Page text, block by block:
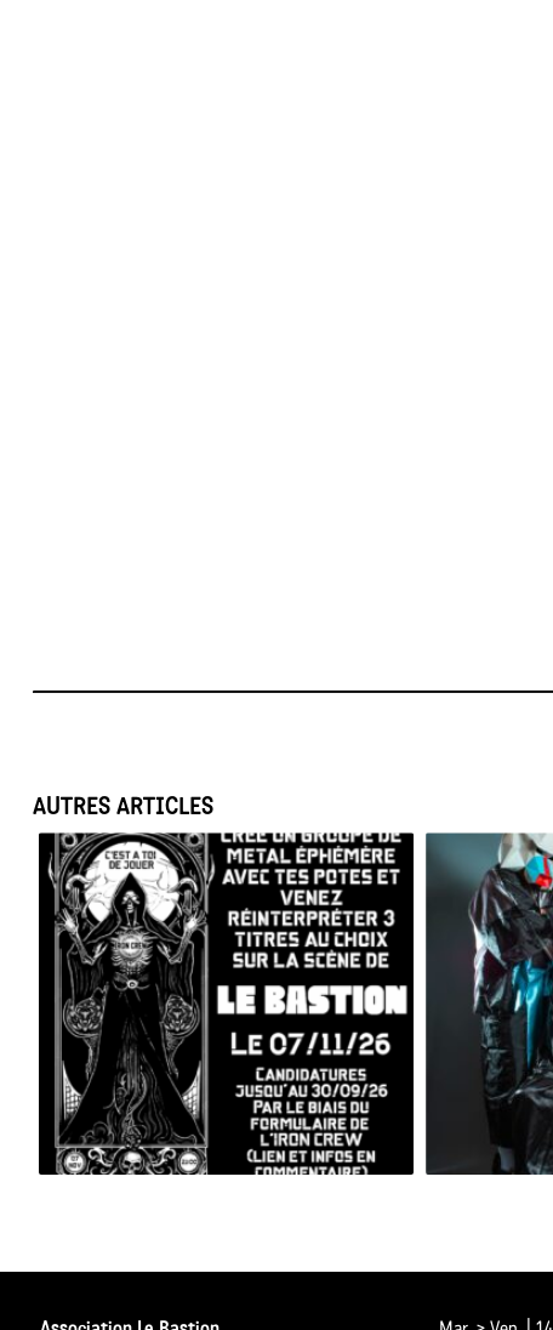
AUTRES ARTICLES
BESAC METAL ALL STARS 2026